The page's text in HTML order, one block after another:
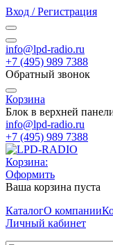
Вход / Регистрация
info@lpd-radio.ru
+7 (495) 989 7388
Обратный звонок
Корзина
Блок в верхней
info@lpd-radio.ru
+7 (495) 989 7388
Корзина:
Оформить
Ваша корзина пуста
КаталогО компании
Личный кабинет